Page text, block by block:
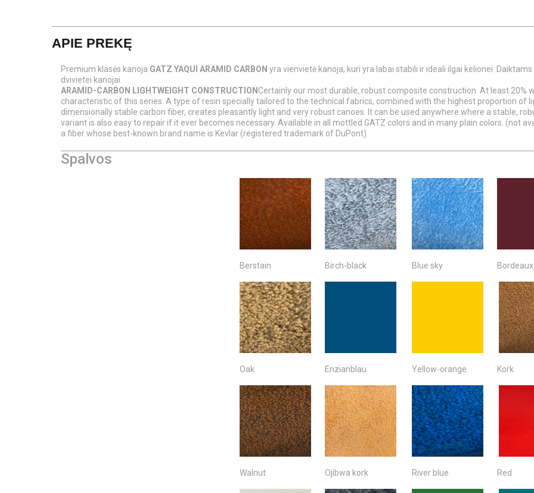
APIE PREKĘ
Premium klasės kanoja GATZ YAQUI ARAMID CARBON yra vienvietė kanoja, kuri yra labai stabili ir ideali ilgai kelionei.
dvivietei kanojai.
ARAMID-CARBON LIGHTWEIGHT CONSTRUCTION Certainly our most durable, robust composite construction. At least 20%
characteristic of this series. A type of resin specially tailored to the technical fabrics, combined with the highest proportion of
dimensionally stable carbon fiber, creates pleasantly light and very robust canoes. It can be used anywhere where a stable,
variant is also easy to repair if it ever becomes necessary. Available in all mottled GATZ colors and in many plain colors. (not
a fiber whose best-known brand name is Kevlar (registered trademark of DuPont).
Spalvos
Berstain Birch-black Blue sky Bordeaux
Oak Enzianblau Yellow-orange Kork
Walnut Ojibwa kork River blue Red